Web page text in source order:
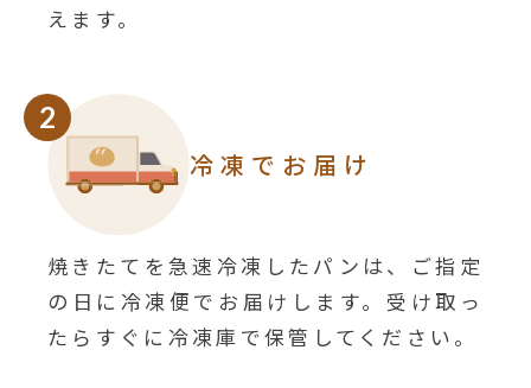
えます。
2
冷凍でお届け
焼きたてを急速冷凍したパンは、ご指定
の日に冷凍便でお届けします。受け取っ
たらすぐに冷凍庫で保管してください。